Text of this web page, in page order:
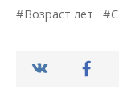
Возраст лет